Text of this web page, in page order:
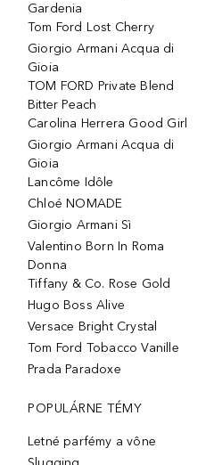
Gardenia
Tom Ford Lost Cherry
Giorgio Armani Acqua di
Gioia
TOM FORD Private Blend
Bitter Peach
Carolina Herrera Good Girl
Giorgio Armani Acqua di
Gioia
Lancôme Idôle
Chloé NOMADE
Giorgio Armani Sì
Valentino Born In Roma
Donna
Tiffany & Co. Rose Gold
Hugo Boss Alive
Versace Bright Crystal
Tom Ford Tobacco Vanille
Prada Paradoxe
POPULÁRNE TÉMY
Letné parfémy a vône